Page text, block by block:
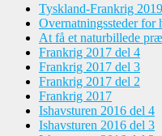
Tyskland-Frankrig 2019
Overnatningssteder for
At få et naturbillede
Frankrig 2017 del 4
Frankrig 2017 del 3
Frankrig 2017 del 2
Frankrig 2017
Ishavsturen 2016 del 4
Ishavsturen 2016 del 3